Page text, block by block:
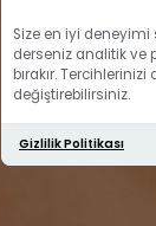
Size en iyi deneyimi
derseniz analitik ve
bırakır.
değiştirebilirsiniz.
Gizlilik Politikası